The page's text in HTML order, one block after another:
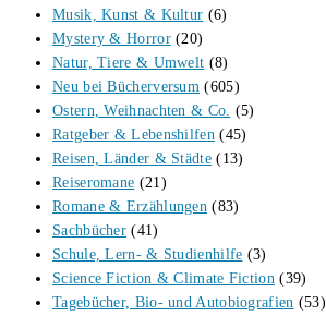
Musik, Kunst & Kultur (6)
Mystery & Horror (20)
Natur, Tiere & Umwelt (8)
Neu bei Bücherversum (605)
Ostern, Weihnachten & Co. (5)
Ratgeber & Lebenshilfen (45)
Reisen, Länder & Städte (13)
Reiseromane (21)
Romane & Erzählungen (83)
Sachbücher (41)
Schule, Lern- & Studienhilfe (3)
Science Fiction & Climate Fiction (39)
Tagebücher, Bio- und Autobiografien (53)